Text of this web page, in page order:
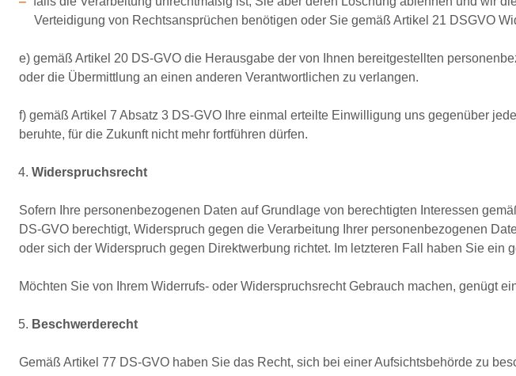
Verteidigung von Rechtsansprüchen benötigen oder Sie gemäß Artikel 21 DSGVO
e) gemäß Artikel 20 DS-GVO die Herausgabe der von Ihnen bereitgestellten
oder die Übermittlung an einen anderen Verantwortlichen zu verlangen.
f) gemäß Artikel 7 Absatz 3 DS-GVO Ihre einmal erteilte Einwilligung uns gegenüber
beruhte, für die Zukunft nicht mehr fortführen dürfen.
Widerspruchsrecht
Sofern Ihre personenbezogenen Daten auf Grundlage von berechtigten Interessen
DS-GVO berechtigt, Widerspruch gegen die Verarbeitung Ihrer personenbezogenen
oder sich der Widerspruch gegen Direktwerbung richtet. Im letzteren Fall haben Sie
Möchten Sie von Ihrem Widerrufs- oder Widerspruchsrecht Gebrauch machen, genügt
Beschwerderecht
Gemäß Artikel 77 DS-GVO haben Sie das Recht, sich bei einer Aufsichtsbehörde zu